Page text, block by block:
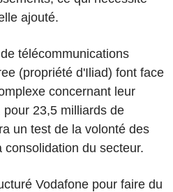
ajouté.
télécommunications
(propriété d'Iliad) font face
concernant leur
23,5 milliards de
un test de la volonté des
du secteur.
Vodafone pour faire du